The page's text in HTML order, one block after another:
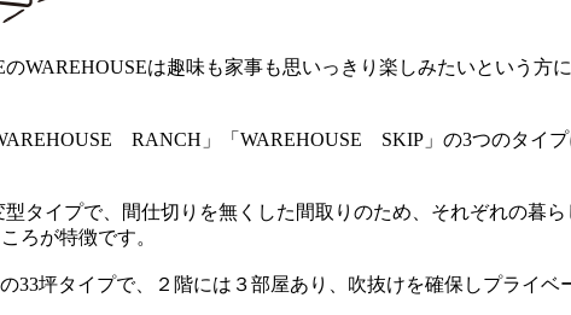
WAREHOUSEは趣味も家事も思いっきり楽しみたいという方に
RANCH」「WAREHOUSE SKIP」の3つのタイプ
タイプで、間仕切りを無くした間取りのため、それぞれの暮ら
ろが特徴です。
坪タイプで、２階には３部屋あり、吹抜けを確保しプライベ